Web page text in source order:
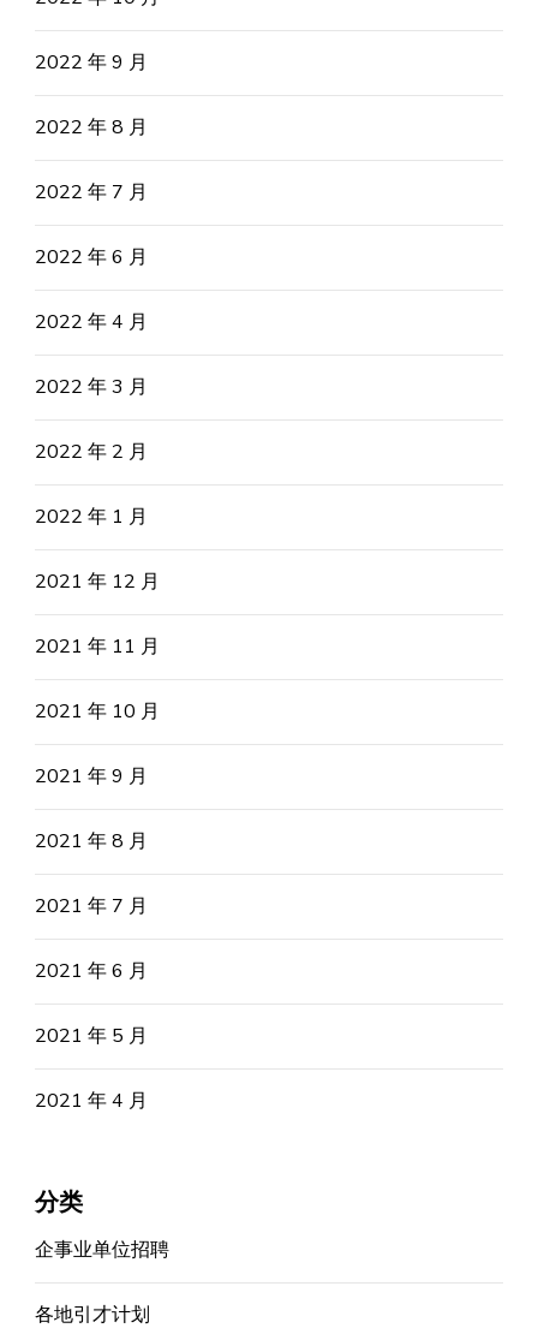
2022 年 9 月
2022 年 8 月
2022 年 7 月
2022 年 6 月
2022 年 4 月
2022 年 3 月
2022 年 2 月
2022 年 1 月
2021 年 12 月
2021 年 11 月
2021 年 10 月
2021 年 9 月
2021 年 8 月
2021 年 7 月
2021 年 6 月
2021 年 5 月
2021 年 4 月
分类
企事业单位招聘
各地引才计划